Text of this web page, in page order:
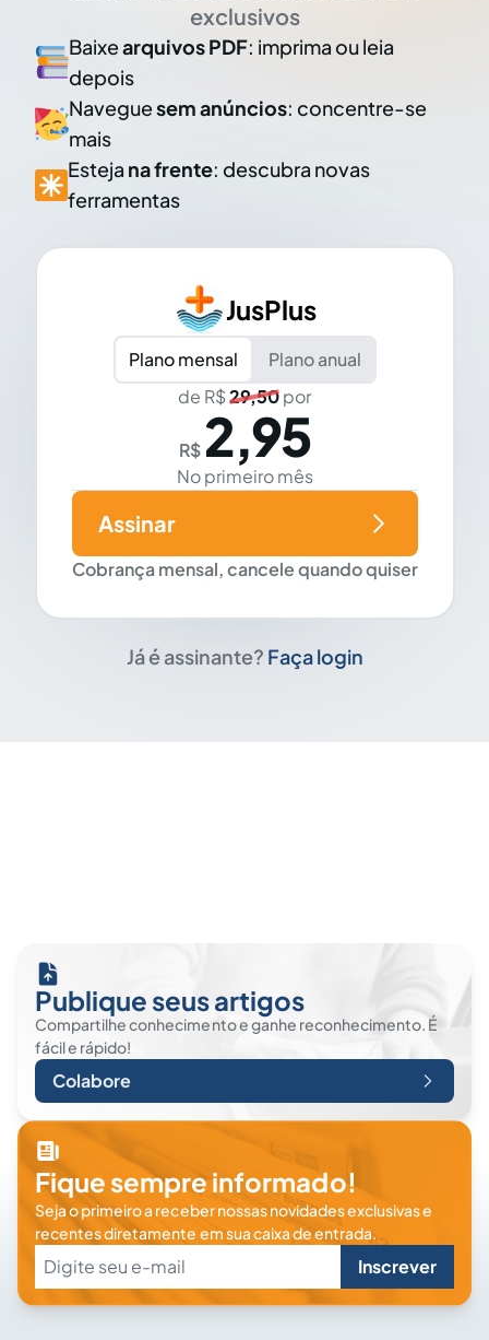
exclusivos
Baixearquivos PDF: imprima ou leia
depois
Naveguesem anúncios: concentre-se
mais
Esteja na frente: descubra novas
ferramentas
JusPlus
Plano mensal
Plano anual
de R$29,50por
R$ 2,95
No primeiro mês
Cobrança mensal, cancele quando quiser
Assinar
Já é assinante? Faça login
Publique seus artigos
Compartilhe conhecimento e ganhe reconhecimento. É
fácil e rápido!
Colabore
Fique sempre informado!
Seja o primeiro a receber nossas novidades exclusivas e
recentes diretamente em sua caixa de entrada.
Inscrever